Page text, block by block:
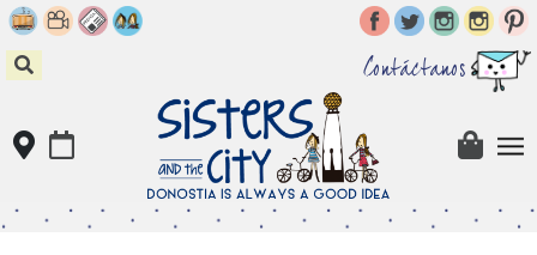
Skip
to
content
Contáctanos